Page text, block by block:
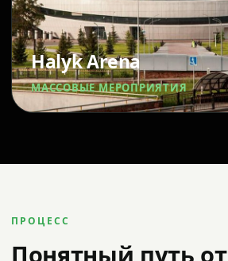
Halyk Arena
МАССОВЫЕ МЕРОПРИЯТИЯ
ПРОЦЕСС
Понятный путь от